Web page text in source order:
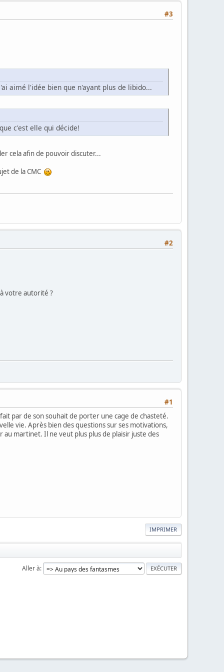
#3
aimé l'idée bien que n'ayant plus de libido...
c'est elle qui décide!
cela afin de pouvoir discuter...
de la CMC
#2
votre autorité ?
#1
par de son souhait de porter une cage de chasteté.
vie. Après bien des questions sur ses motivations,
martinet. Il ne veut plus plus de plaisir juste des
IMPRIMER
Aller à